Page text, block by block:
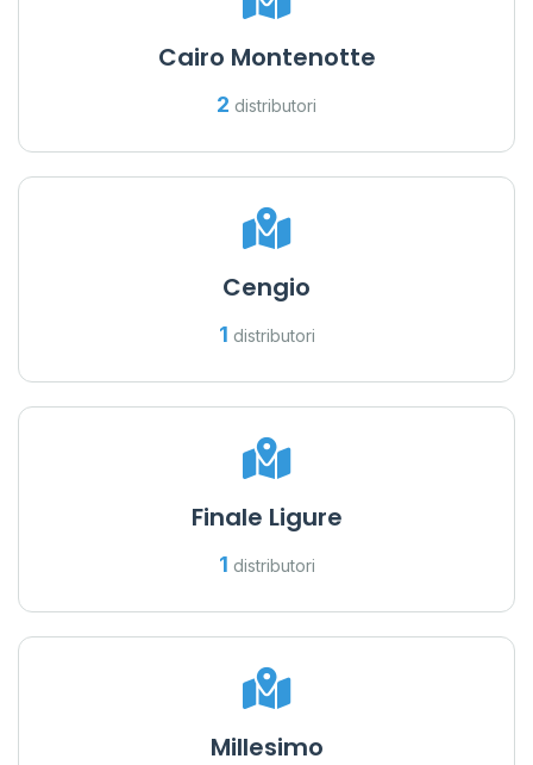
Cairo Montenotte
2 distributori
Cengio
1 distributori
Finale Ligure
1 distributori
Millesimo